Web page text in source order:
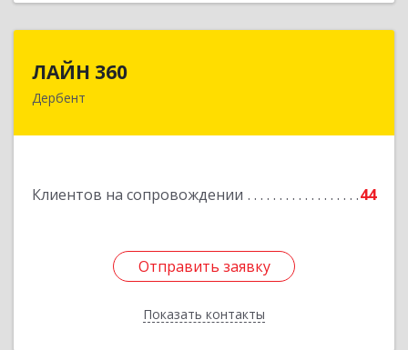
ЛАЙН 360
Дербент
Клиентов на сопровождении 44
Отправить заявку
Показать контакты
368600, Дагестан Респ, Дербент г, Ю.Гагарина
Отправить заявку
Назад